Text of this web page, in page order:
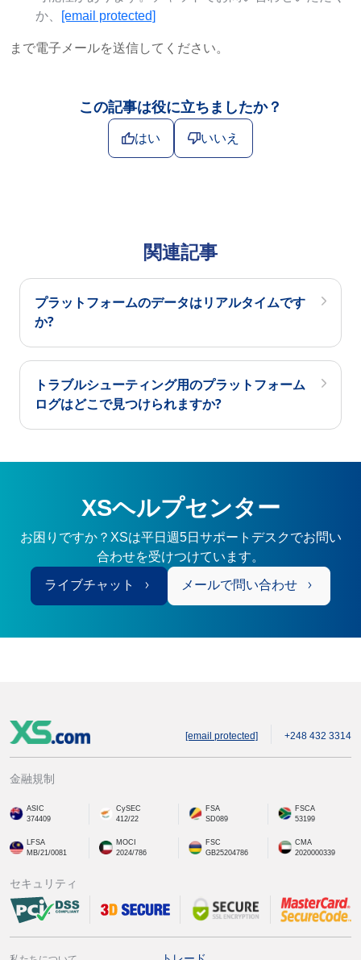
か、
[email protected]
まで電子メールを送信してください。
この記事は役に立ちましたか？
はい いいえ
関連記事
プラットフォームのデータはリアルタイムです
か?
トラブルシューティング用のプラットフォーム
ログはどこで見つけられますか?
XSヘルプセンター
お困りですか？XSは平日週5日サポートデスクでお問い
合わせを受けつけています。
ライブチャット メールで問い合わせ
[email protected] +248 432 3314
金融規制
ASIC
374409
CySEC
412/22
FSA
SD089
FSCA
53199
LFSA
MB/21/0081
MOCI
2024/786
FSC
GB25204786
CMA
2020000339
セキュリティ